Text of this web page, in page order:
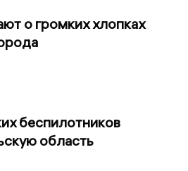
о громких хлопках
беспилотников
область